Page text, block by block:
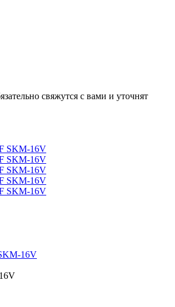
свяжутся с вами и уточнят
16V